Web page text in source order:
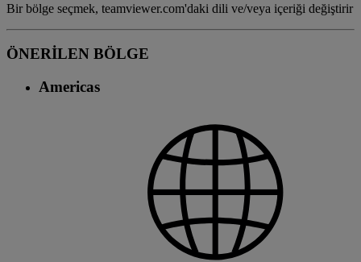
Bir bölge seçmek, teamviewer.com'daki dili ve/veya içeriği değiştirir
ÖNERİLEN BÖLGE
Americas